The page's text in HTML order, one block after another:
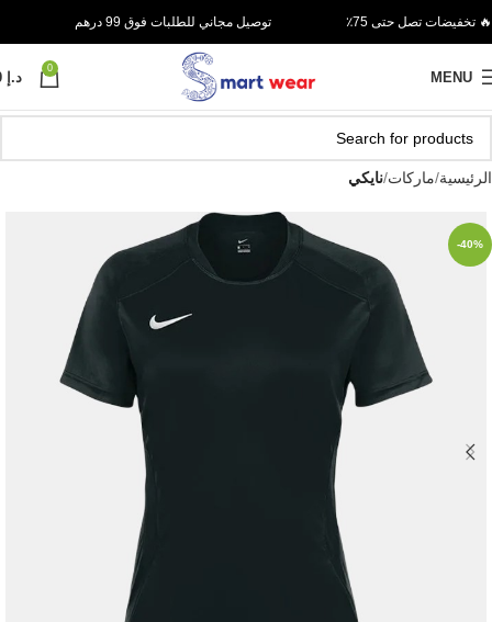
🔥 تخفيضات تصل حتى 75٪ توصيل مجاني للطلبات فوق 99 درهم
MENU
0
د.إ
الرئيسية ماركات نايكي
-40%